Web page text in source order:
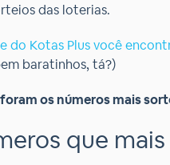
das loterias.
do Kotas Plus você
baratinhos, tá?)
os números mais
que